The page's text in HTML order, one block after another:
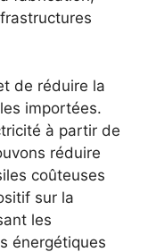
de réduire⁢ la
importées.
à partir de
réduire
coûteuses
​sur‍ la⁢
les
énergétiques